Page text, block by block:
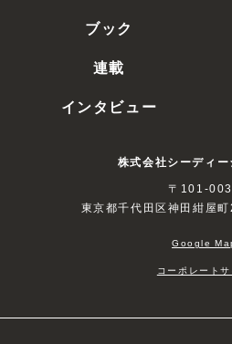
ブック
連載
インタビュー
株式会社シーディ
〒101-
東京都千代田区神田紺屋
Google
コーポレートサ